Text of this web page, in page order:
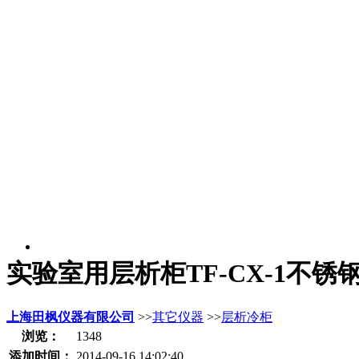
实验室用层析柜TF-CX-1不锈
上海田枫仪器有限公司 >>其它仪器 >>层析冷柜
浏览：
1348
添加时间：
2014-09-16 14:02:40